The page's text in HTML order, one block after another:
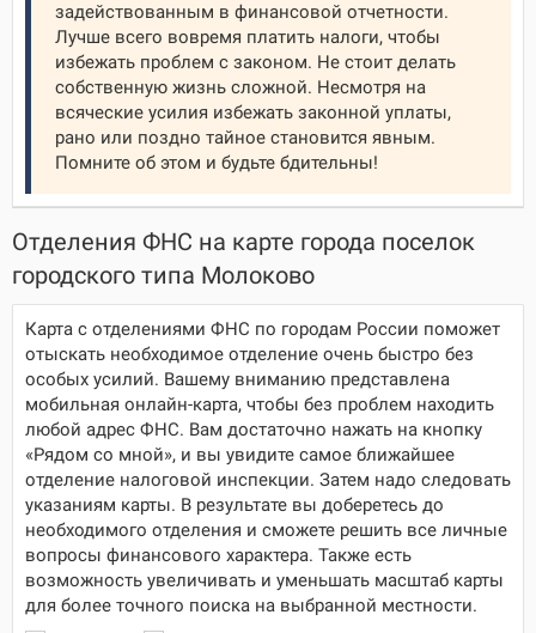
задействованным в финансовой отчетности.
Лучше всего вовремя платить налоги, чтобы
избежать проблем с законом. Не стоит делать
собственную жизнь сложной. Несмотря на
всяческие усилия избежать законной уплаты,
рано или поздно тайное становится явным.
Помните об этом и будьте бдительны!
Отделения ФНС на карте города поселок
городского типа Молоково
Карта с отделениями ФНС по городам России поможет
отыскать необходимое отделение очень быстро без
особых усилий. Вашему вниманию представлена
мобильная онлайн-карта, чтобы без проблем находить
любой адрес ФНС. Вам достаточно нажать на кнопку
«Рядом со мной», и вы увидите самое ближайшее
отделение налоговой инспекции. Затем надо следовать
указаниям карты. В результате вы доберетесь до
необходимого отделения и сможете решить все личные
вопросы финансового характера. Также есть
возможность увеличивать и уменьшать масштаб карты
для более точного поиска на выбранной местности.